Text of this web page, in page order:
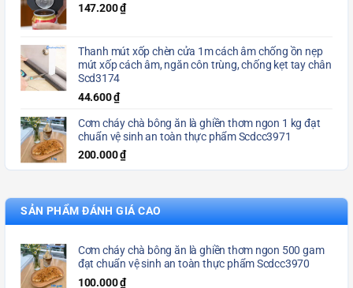
147.200₫
Thanh mút xốp chèn cửa 1m cách âm chống ồn nẹp
mút xốp cách âm, ngăn côn trùng, chống kẹt tay chân
Scd3174
44.600₫
Cơm cháy chà bông ăn là ghiền thơm ngon 1 kg đạt
chuẩn vệ sinh an toàn thực phẩm Scdcc3971
200.000₫
SẢN PHẨM ĐÁNH GIÁ CAO
Cơm cháy chà bông ăn là ghiền thơm ngon 500 gam
đạt chuẩn vệ sinh an toàn thực phẩm Scdcc3970
100.000₫